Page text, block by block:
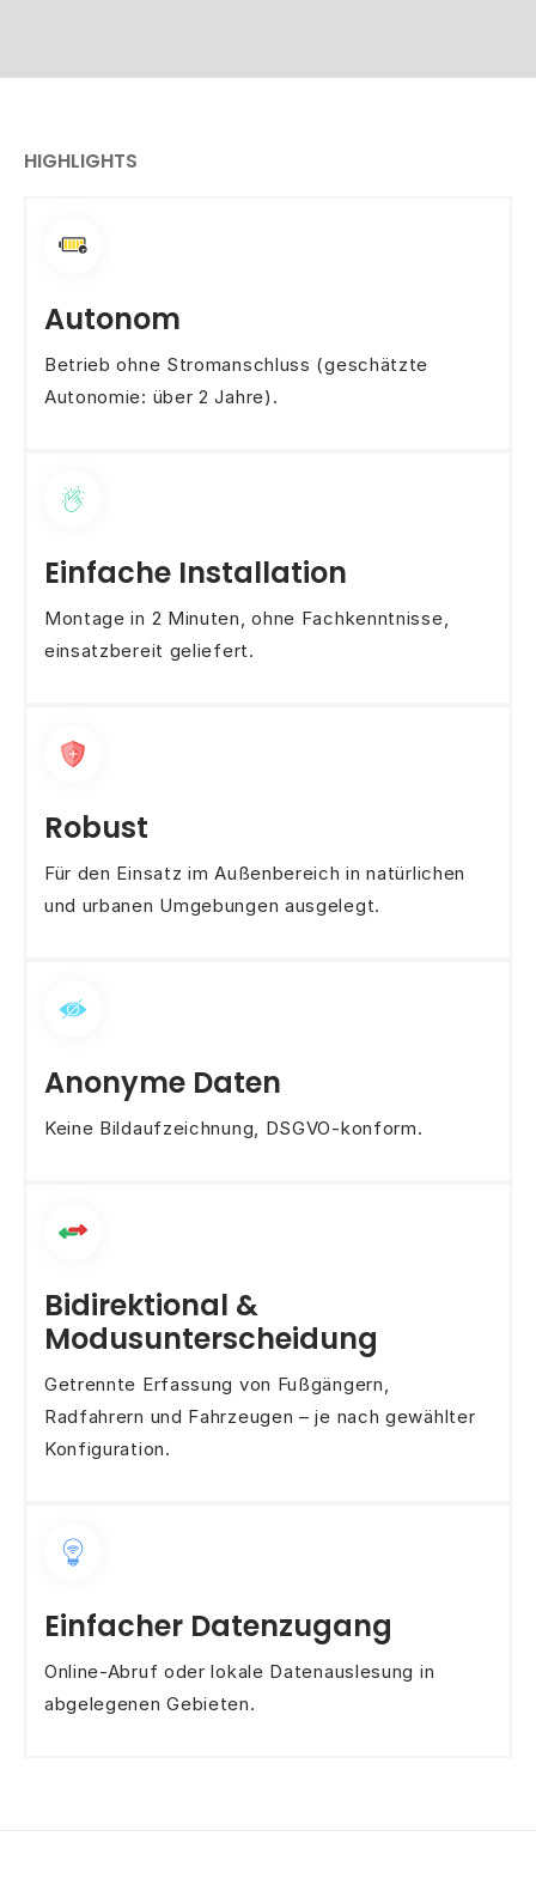
HIGHLIGHTS
Autonom
Betrieb ohne Stromanschluss (geschätzte
Autonomie: über 2 Jahre).
Einfache Installation
Montage in 2 Minuten, ohne Fachkenntnisse,
einsatzbereit geliefert.
Robust
Für den Einsatz im Außenbereich in natürlichen
und urbanen Umgebungen ausgelegt.
Anonyme Daten
Keine Bildaufzeichnung, DSGVO-konform.
Bidirektional &
Modusunterscheidung
Getrennte Erfassung von Fußgängern,
Radfahrern und Fahrzeugen – je nach gewählter
Konfiguration.
Einfacher Datenzugang
Online-Abruf oder lokale Datenauslesung in
abgelegenen Gebieten.